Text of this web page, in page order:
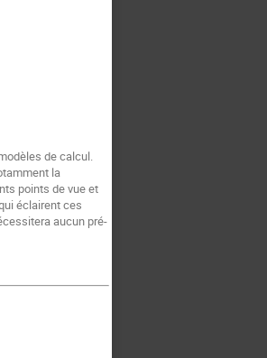
de calcul.
la
points de vue et
éclairent ces
aucun pré-